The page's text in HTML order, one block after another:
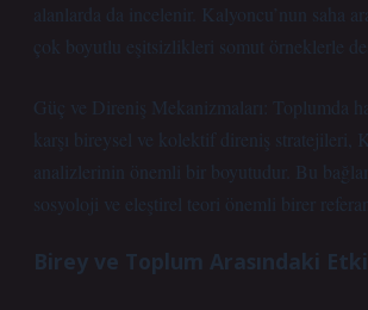
alanlarda da incelenir. Kalyoncu’nun saha
çok boyutlu eşitsizlikleri somut örneklerle
Güç ve Direniş Mekanizmaları: Toplumda
karşı bireysel ve kolektif direniş stratejileri,
analizlerinin önemli bir boyutudur. Bu
sosyoloji ve eleştirel teori önemli birer
Birey ve Toplum Arasındaki